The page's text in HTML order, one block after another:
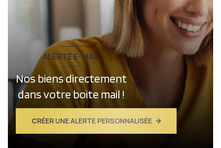
ALERTE E-MAIL
Nos biens directement
dans votre boite mail !
CRÉER UNE ALERTE PERSONNALISÉE